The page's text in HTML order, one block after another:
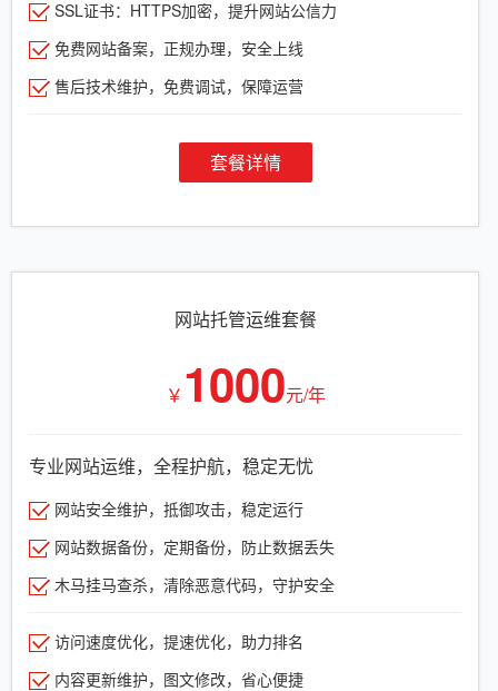
SSL证书：HTTPS加密，提升网站公信力
免费网站备案，正规办理，安全上线
售后技术维护，免费调试，保障运营
套餐详情
网站托管运维套餐
￥ 1000元/年
专业网站运维，全程护航，稳定无忧
网站安全维护，抵御攻击，稳定运行
网站数据备份，定期备份，防止数据丢失
木马挂马查杀，清除恶意代码，守护安全
访问速度优化，提速优化，助力排名
内容更新维护，图文修改，省心便捷